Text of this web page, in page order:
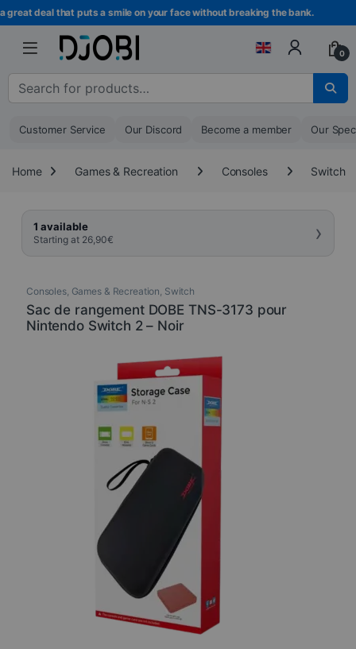
Skip to navigation
Skip to content
deal that puts a smile on your face without breaking the bank.
0
Search for :
Customer Service Our Discord Become a member Our
Home Games & Recreation Consoles Switch
1 available
Starting at 26,90€ ›
Consoles, Games & Recreation, Switch
Sac de rangement DOBE TNS-3173 pour
Nintendo Switch 2 – Noir